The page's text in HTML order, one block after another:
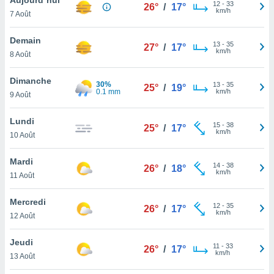
et
»,
au
vous
qu'ils
ou
le
ainsi
un
la
du
7 Août
26° / 17° 12- 33
km/h
Demain
8 Août
27° / 17° 13- 35
km/h
Dimanche
9 Août
30%
0.1 mm
25° / 19° 13- 35
km/h
Lundi
10 Août
25° / 17° 15- 38
km/h
Mardi
11 Août
26° / 18° 14- 38
km/h
Mercredi
12 Août
26° / 17° 12- 35
km/h
Jeudi
13 Août
26° / 17° 11 - 33
km/h